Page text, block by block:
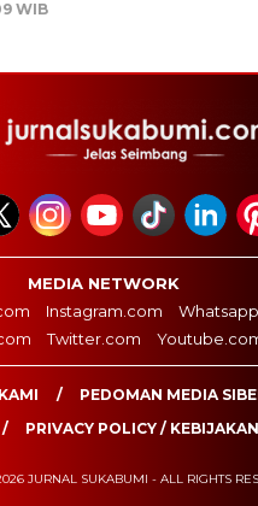
WIB
MEDIA NETWORK
Instagram.com
Twitter.com
PEDOMAN MEDIA
PRIVACY POLICY /
JURNAL SUKABUMI - ALL RIGHTS